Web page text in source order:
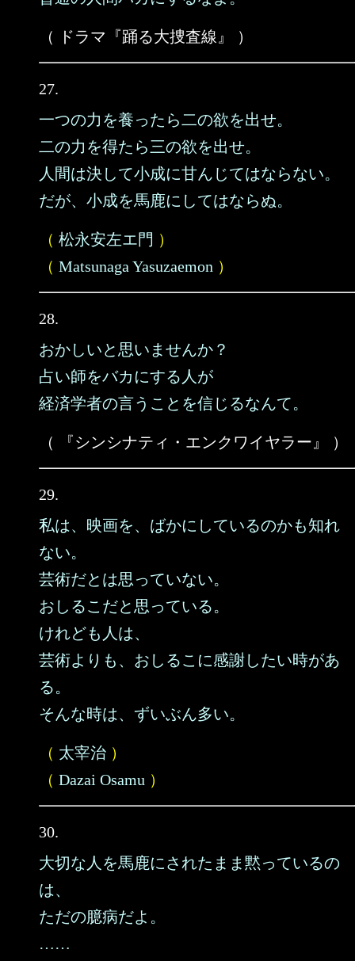
（ ドラマ『踊る大捜査線』 ）
27.
一つの力を養ったら二の欲を出せ。
二の力を得たら三の欲を出せ。
人間は決して小成に甘んじてはならない。
だが、小成を馬鹿にしてはならぬ。
（ 松永安左エ門 ）
（ Matsunaga Yasuzaemon ）
28.
おかしいと思いませんか？
占い師をバカにする人が
経済学者の言うことを信じるなんて。
（ 『シンシナティ・エンクワイヤラー』 ）
29.
私は、映画を、ばかにしているのかも知れ
ない。
芸術だとは思っていない。
おしるこだと思っている。
けれども人は、
芸術よりも、おしるこに感謝したい時があ
る。
そんな時は、ずいぶん多い。
（ 太宰治 ）
（ Dazai Osamu ）
30.
大切な人を馬鹿にされたまま黙っているの
は、
ただの臆病だよ。
……